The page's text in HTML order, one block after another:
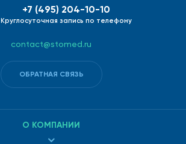
О КОМПАНИИ
+7 (495) 204-10-10
Круглосуточная запись по телефону
contact@stomed.ru
ОБРАТНАЯ СВЯЗЬ